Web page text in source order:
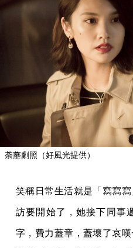
荼蘼劇照（好風光提供）
笑稱日常生活就是「寫寫
訪要開始了，她接下同事
字，費力蓋章，蓋壞了哀嘆